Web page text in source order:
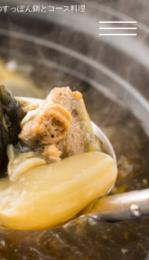
っぽん鍋とコース料理
理
料理
理